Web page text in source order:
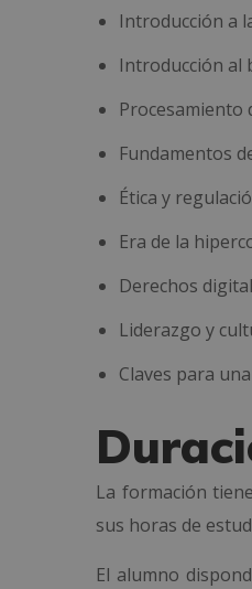
Introducción a
Introducción al
Procesamiento
Fundamentos
Ética y
Era de la
Derechos
Liderazgo y
Claves para
La formación
sus horas de
El alumno